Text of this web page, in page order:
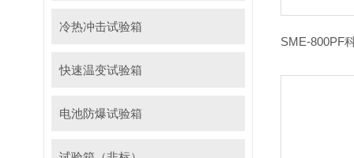
冷热冲击试验箱
快速温变试验箱
电池防爆试验箱